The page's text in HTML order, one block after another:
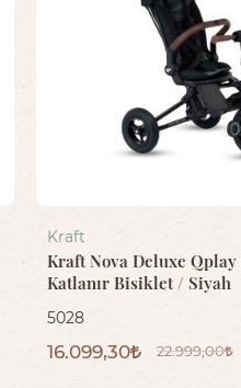
Kraft
Kraft Nova Deluxe Qplay
Katlanır Bisiklet / Siyah
5028
16.099,30 22.999,00